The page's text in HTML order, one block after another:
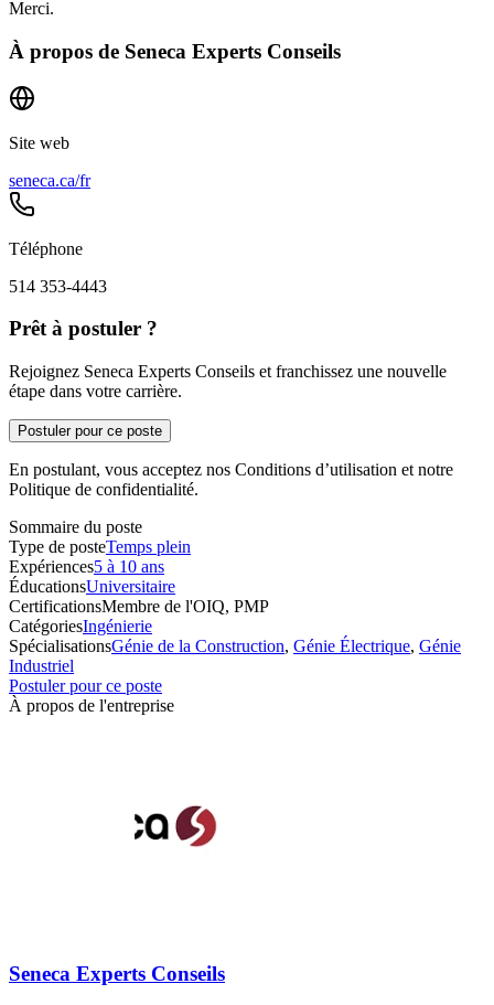
Merci.
À propos de Seneca Experts Conseils
Site web
seneca.ca/fr
Téléphone
514 353-4443
Prêt à postuler ?
Rejoignez Seneca Experts Conseils et franchissez une nouvelle
étape dans votre carrière.
Postuler pour ce poste
En postulant, vous acceptez nos Conditions d’utilisation et notre
Politique de confidentialité.
Sommaire du poste
Type de posteTemps plein
Expériences5 à 10 ans
ÉducationsUniversitaire
CertificationsMembre de l'OIQ, PMP
CatégoriesIngénierie
SpécialisationsGénie de la Construction, Génie Électrique, Génie
Industriel
Postuler pour ce poste
À propos de l'entreprise
Seneca Experts Conseils